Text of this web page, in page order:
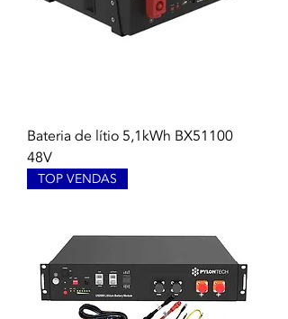
Bateria de lítio 5,1kWh BX51100
48V
TOP VENDAS